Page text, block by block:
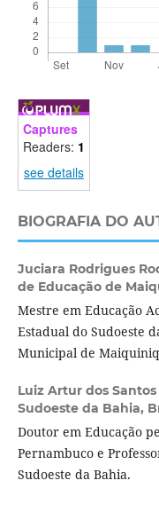
Captures
Readers: 1
see details
BIOGRAFIA DO
Juciara Rodrigues
de Educação de
Mestre em Educação
Estadual do Sudoeste
Municipal de
Luiz Artur dos Santos
Sudoeste da Bahia,
Doutor em Educação
Pernambuco e
Sudoeste da Bahia.